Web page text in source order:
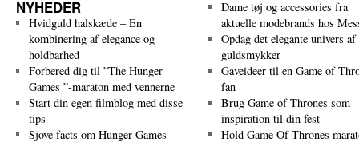
NYHEDER
Hvidguld halskæde – En
kombinering af elegance og
holdbarhed
Forbered dig til ”The Hunger
Games ”-maraton med vennerne
Start din egen filmblog med disse
tips
Sjove facts om Hunger Games
Dame tøj og accessories fra
aktuelle modebrands hos
Opdag det elegante univers af
guldsmykker
Gaveideer til en Game of
fan
Brug Game of Thrones som
inspiration til din fest
Hold Game Of Thrones